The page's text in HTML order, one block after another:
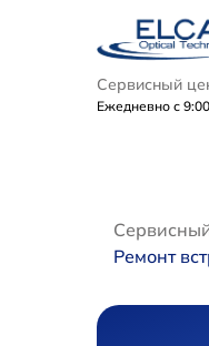
Сервисный
Ежедневно с
Ремонт